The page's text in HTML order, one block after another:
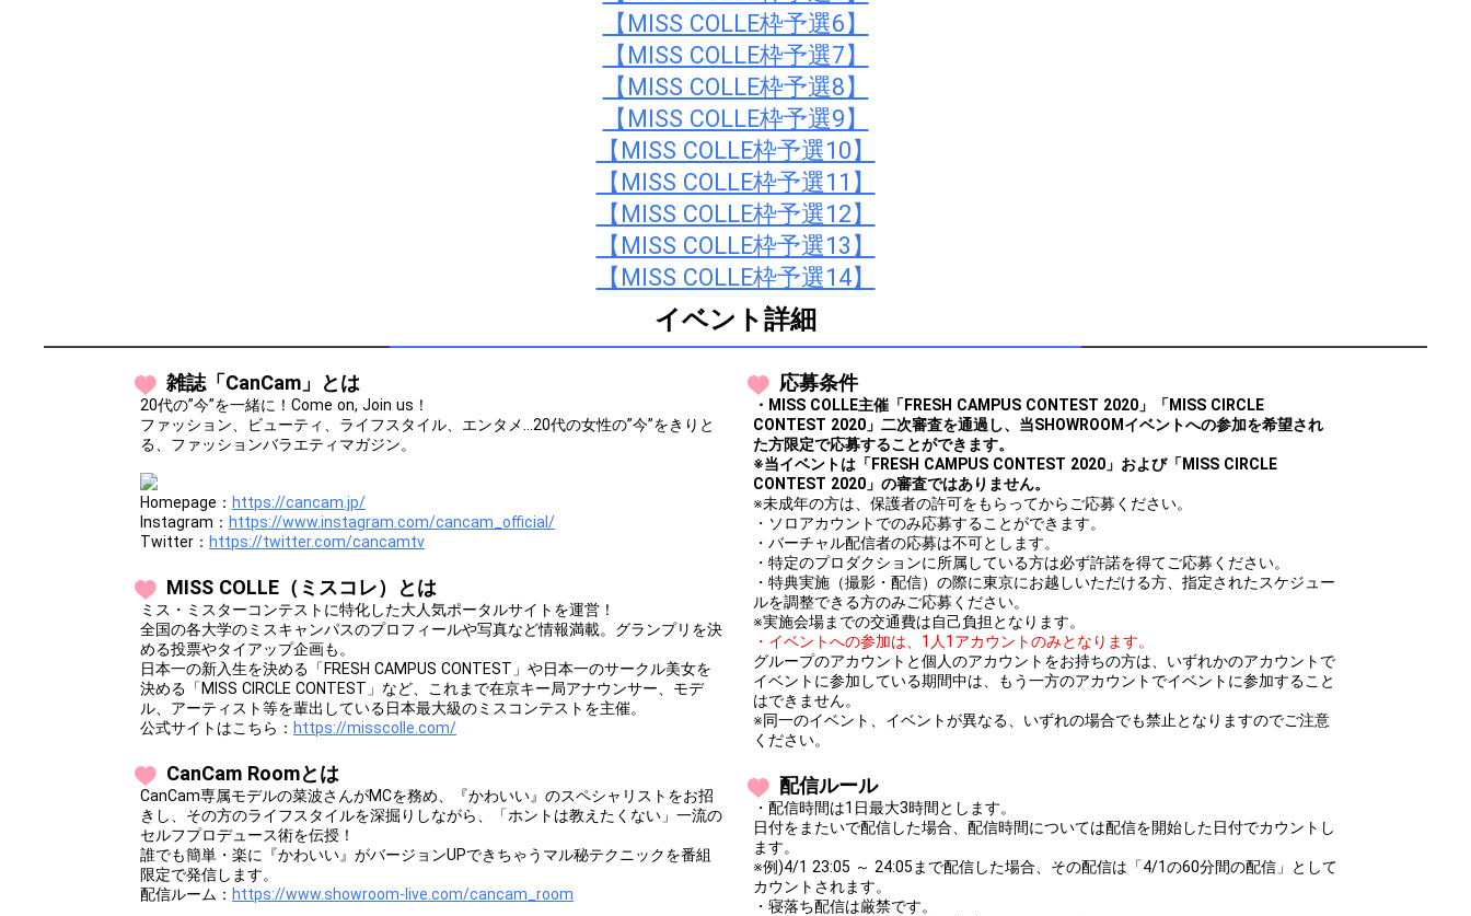
【MISS COLLE枠予選6】
【MISS COLLE枠予選7】
【MISS COLLE枠予選8】
【MISS COLLE枠予選9】
【MISS COLLE枠予選10】
【MISS COLLE枠予選11】
【MISS COLLE枠予選12】
【MISS COLLE枠予選13】
【MISS COLLE枠予選14】
イベント詳細
雑誌「CanCam」とは
20代の”今”を一緒に！Come on, Join us！
ファッション、ビューティ、ライフスタイル、エンタメ…20代の女性の”今”をきりと
る、ファッションバラエティマガジン。
Homepage： https://cancam.jp/
Instagram： https://www.instagram.com/cancam_official/
Twitter： https://twitter.com/cancamtv
MISS COLLE（ミスコレ）とは
ミス・ミスターコンテストに特化した大人気ポータルサイトを運営！
全国の各大学のミスキャンパスのプロフィールや写真など情報満載。グランプリを決
める投票やタイアップ企画も。
日本一の新入生を決める「FRESH CAMPUS CONTEST」や日本一のサークル美女を
決める「MISS CIRCLE CONTEST」など、これまで在京キー局アナウンサー、モデ
ル、アーティスト等を輩出している日本最大級のミスコンテストを主催。
公式サイトはこちら： https://misscolle.com/
CanCam Roomとは
CanCam専属モデルの菜波さんがMCを務め、『かわいい』のスペシャリストをお招
きし、その方のライフスタイルを深掘りしながら、「ホントは教えたくない」一流の
セルフプロデュース術を伝授！
誰でも簡単・楽に『かわいい』がバージョンUPできちゃうマル秘テクニックを番組
限定で発信します。
配信ルーム： https://www.showroom-live.com/cancam_room
応募条件
・MISS COLLE主催「FRESH CAMPUS CONTEST 2020」「MISS CIRCLE
CONTEST 2020」二次審査を通過し、当SHOWROOMイベントへの参加を希望され
た方限定で応募することができます。
※当イベントは「FRESH CAMPUS CONTEST 2020」および「MISS CIRCLE
CONTEST 2020」の審査ではありません。
※未成年の方は、保護者の許可をもらってからご応募ください。
・ソロアカウントでのみ応募することができます。
・バーチャル配信者の応募は不可とします。
・特定のプロダクションに所属している方は必ず許諾を得てご応募ください。
・特典実施（撮影・配信）の際に東京にお越しいただける方、指定されたスケジュー
ルを調整できる方のみご応募ください。
※実施会場までの交通費は自己負担となります。
・イベントへの参加は、1人1アカウントのみとなります。
グループのアカウントと個人のアカウントをお持ちの方は、いずれかのアカウントで
イベントに参加している期間中は、もう一方のアカウントでイベントに参加すること
はできません。
※同一のイベント、イベントが異なる、いずれの場合でも禁止となりますのでご注意
ください。
配信ルール
・配信時間は1日最大3時間とします。
日付をまたいで配信した場合、配信時間については配信を開始した日付でカウントし
ます。
※例)4/1 23:05 ～ 24:05まで配信した場合、その配信は「4/1の60分間の配信」として
カウントされます。
・寝落ち配信は厳禁です。